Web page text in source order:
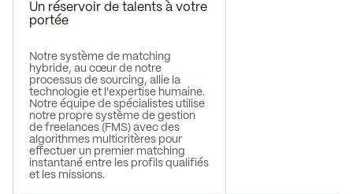
Un réservoir de talents à votre
portée
Notre système de matching
hybride, au cœur de notre
processus de sourcing, allie la
technologie et l'expertise humaine.
Notre équipe de spécialistes utilise
notre propre système de gestion
de freelances (FMS) avec des
algorithmes multicritères pour
effectuer un premier matching
instantané entre les profils qualifiés
et les missions.